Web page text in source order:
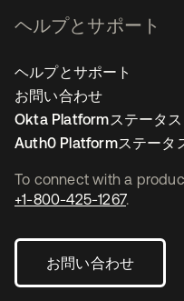
To connect with a
+1-800-425-1267.
お問い合わせ
ヘルプとサポート
ヘルプとサポート
お問い合わせ
Okta Platformステータス
Auth0 Platformステータ